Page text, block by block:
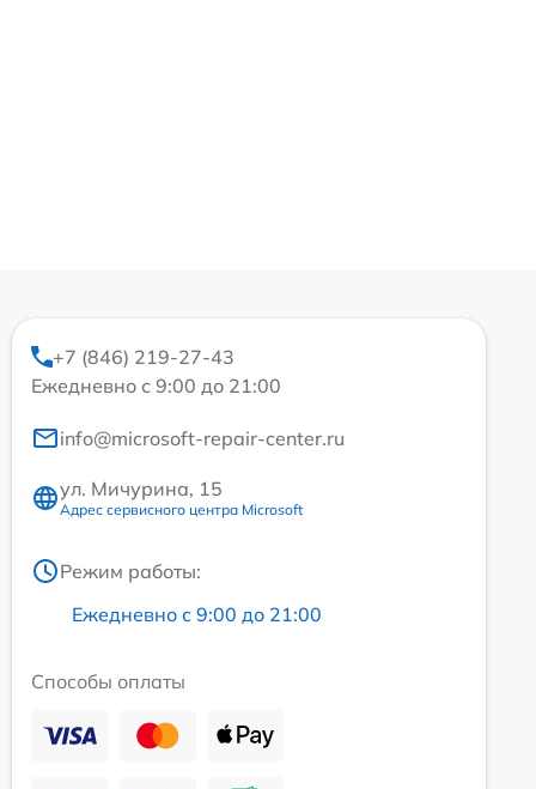
+7 (846) 219-27-43
Ежедневно с 9:00 до 21:00
info@microsoft-repair-center.ru
ул. Мичурина, 15
Адрес сервисного центра Microsoft
Режим работы:
Ежедневно с 9:00 до 21:00
Способы оплаты